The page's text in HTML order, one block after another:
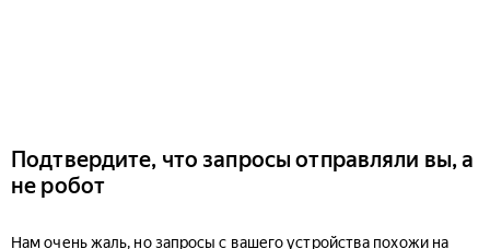
Подтвердите, что запросы отправляли вы, а
не робот
Нам очень жаль, но запросы с вашего устройства похожи на